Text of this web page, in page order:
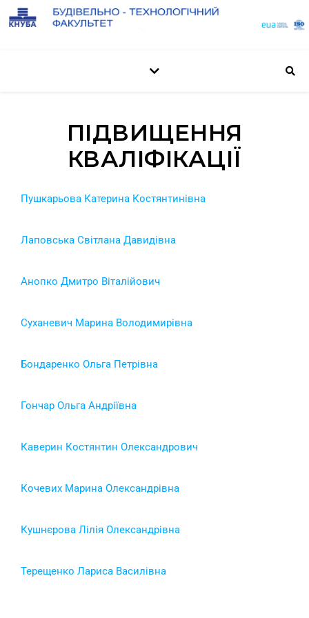
ПІДВИЩЕННЯ
КВАЛІФІКАЦІЇ
Пушкарьова Катерина Костянтинівна
Лаповська Світлана Давидівна
Анопко Дмитро Віталійович
Суханевич Марина Володимирівна
Бондаренко Ольга Петрівна
Гончар Ольга Андріївна
Каверин Костянтин Олександрович
Кочевих Марина Олександрівна
Кушнєрова Лілія Олександрівна
Терещенко Лариса Василівна